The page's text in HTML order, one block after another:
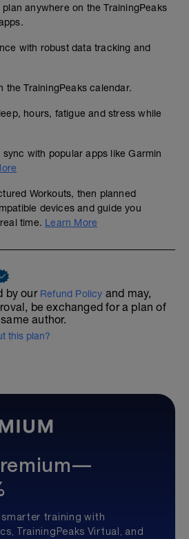
anywhere on the TrainingPeaks
with robust data tracking and
the TrainingPeaks calendar.
hours, fatigue and stress while
with popular apps like Garmin
Workouts, then planned
devices and guide you
time. Learn More
by our Refund Policy and may,
be exchanged for a plan of
author.
this plan?
smarter training with
TrainingPeaks Virtual, and